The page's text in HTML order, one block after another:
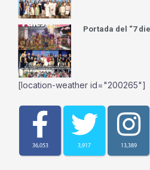
Portada del “7
[location-weather id="200265"]
36,053 3,917 13,389